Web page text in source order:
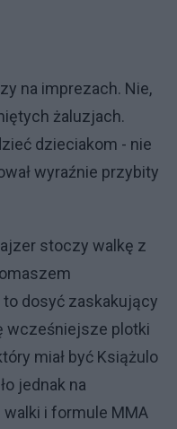
na imprezach. Nie,
żaluzjach.
dzieciakom - nie
wyraźnie przybity
stoczy walkę z
to dosyć zaskakujący
wcześniejsze plotki
miał być Książulo
jednak na
i formule MMA